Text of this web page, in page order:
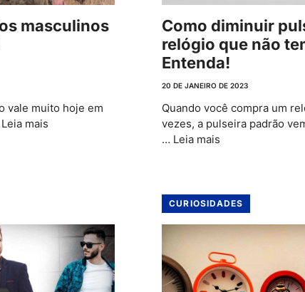
masculinos
vale muito hoje em
Leia mais
Como diminuir
relógio que não
Entenda!
20 DE JANEIRO DE 2023
Quando você compra um
vezes, a pulseira padrão
… Leia mais
CURIOSIDADES